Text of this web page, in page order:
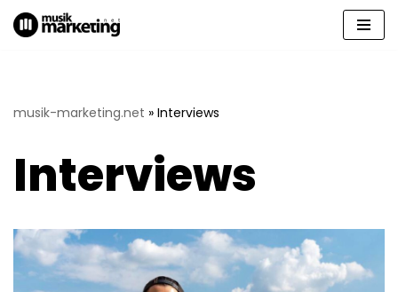
musik-marketing.net » Interviews
Interviews